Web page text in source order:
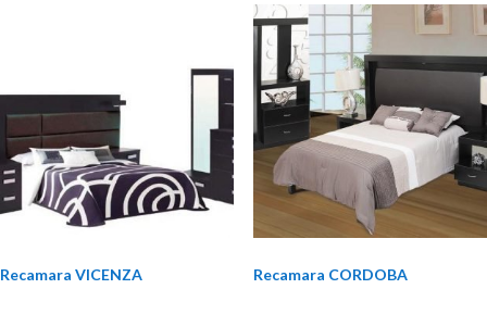
Recamara VICENZA Recamara CORDOBA